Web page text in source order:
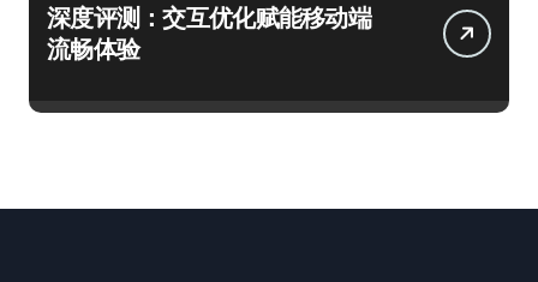
深度评测：交互优化赋能移动端
流畅体验